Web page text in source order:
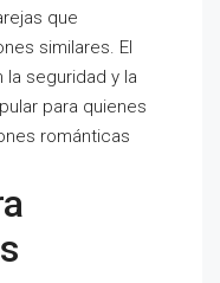
que
similares. El
seguridad y la
para quienes
románticas